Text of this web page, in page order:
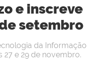
e inscreve
setembro
da Informação
27 e 29 de novembro.